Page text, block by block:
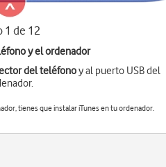
1 de 12
y el ordenador
del teléfonoy al puerto USB del
tienes que instalar iTunes en tu ordenador.